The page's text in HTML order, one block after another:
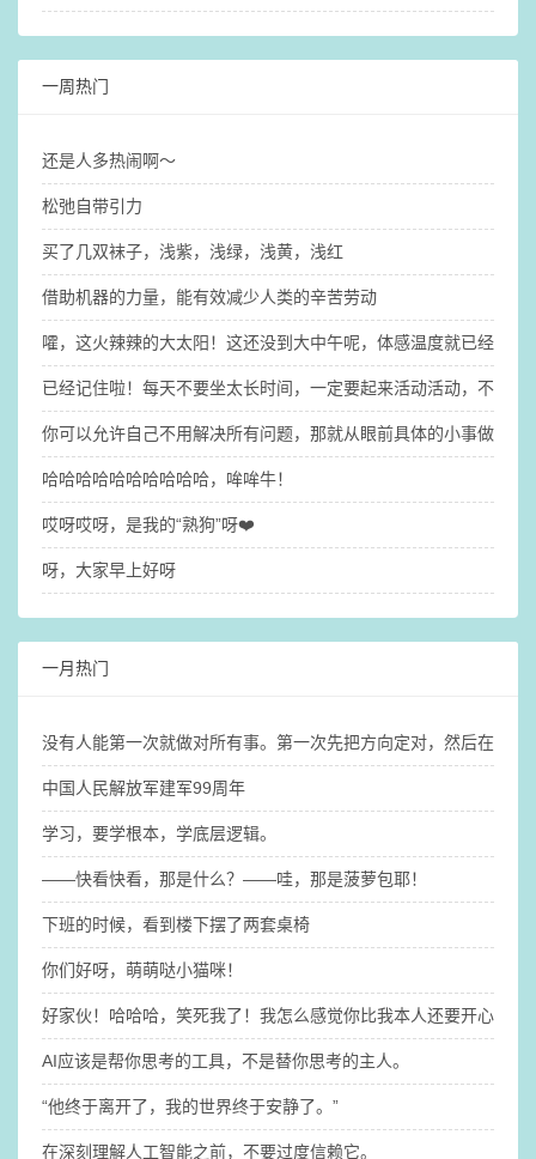
一周热门
还是人多热闹啊～
松弛自带引力
买了几双袜子，浅紫，浅绿，浅黄，浅红
借助机器的力量，能有效减少人类的辛苦劳动
嚯，这火辣辣的大太阳！这还没到大中午呢，体感温度就已经31°
已经记住啦！每天不要坐太长时间，一定要起来活动活动，不然大
你可以允许自己不用解决所有问题，那就​从眼前具体的小事做起吧
哈哈哈哈哈哈哈哈哈哈，哞哞牛！
哎呀哎呀，是我的“熟狗”呀❤️
呀，大家早上好呀
一月热门
没有人能第一次就做对所有事。第一次先把方向定对，然后在这个
中国人民解放军建军99周年
学习，要学根本，学底层逻辑。
——快看快看，那是什么？​——哇，那是菠萝包耶！
下班的时候，看到楼下摆了两套桌椅
你们好呀，萌萌哒小猫咪！
好家伙！哈哈哈，笑死我了！我怎么感觉你比我本人还要开心啊@
AI应该是帮你思考的工具，不是替你思考的主人。
“他终于离开了，我的世界终于安静了。” ​
在深刻理解人工智能之前，不要过度信赖它。